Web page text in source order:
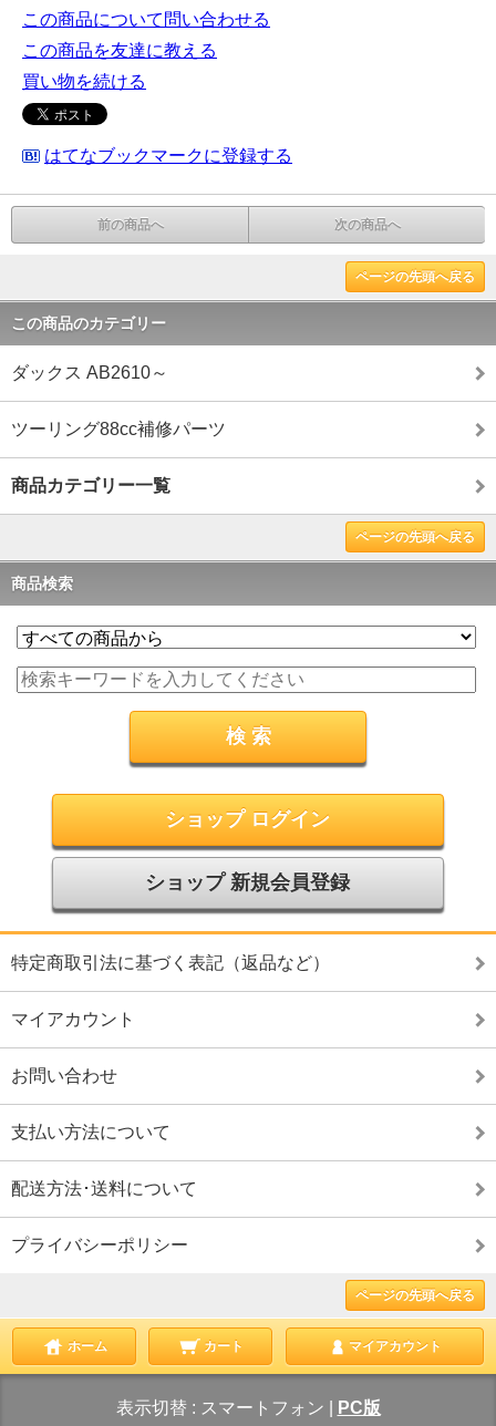
この商品について問い合わせる
この商品を友達に教える
買い物を続ける
はてなブックマークに登録する
前の商品へ 次の商品へ
ページの先頭へ戻る
この商品のカテゴリー
ダックス AB2610～
ツーリング88cc補修パーツ
商品カテゴリー一覧
ページの先頭へ戻る
商品検索
ショップ ログイン
ショップ 新規会員登録
特定商取引法に基づく表記（返品など）
マイアカウント
お問い合わせ
支払い方法について
配送方法･送料について
プライバシーポリシー
ページの先頭へ戻る
ホーム カート マイアカウント
表示切替 : スマートフォン PC版